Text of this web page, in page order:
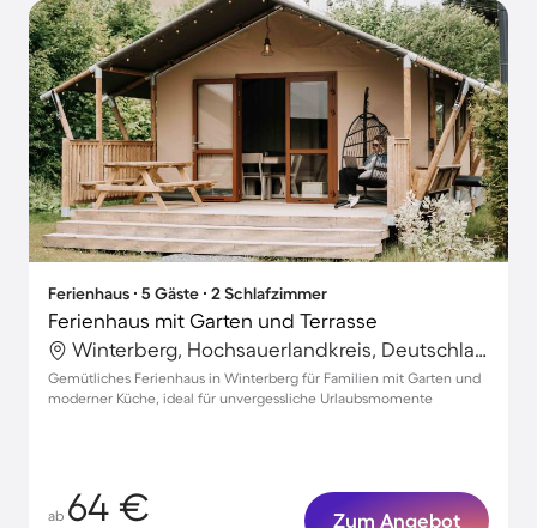
Ferienhaus ∙ 5 Gäste ∙ 2 Schlafzimmer
Ferienhaus mit Garten und Terrasse
Winterberg, Hochsauerlandkreis, Deutschland
Gemütliches Ferienhaus in Winterberg für Familien mit Garten und
moderner Küche, ideal für unvergessliche Urlaubsmomente
ab 64 € Zum Angebot